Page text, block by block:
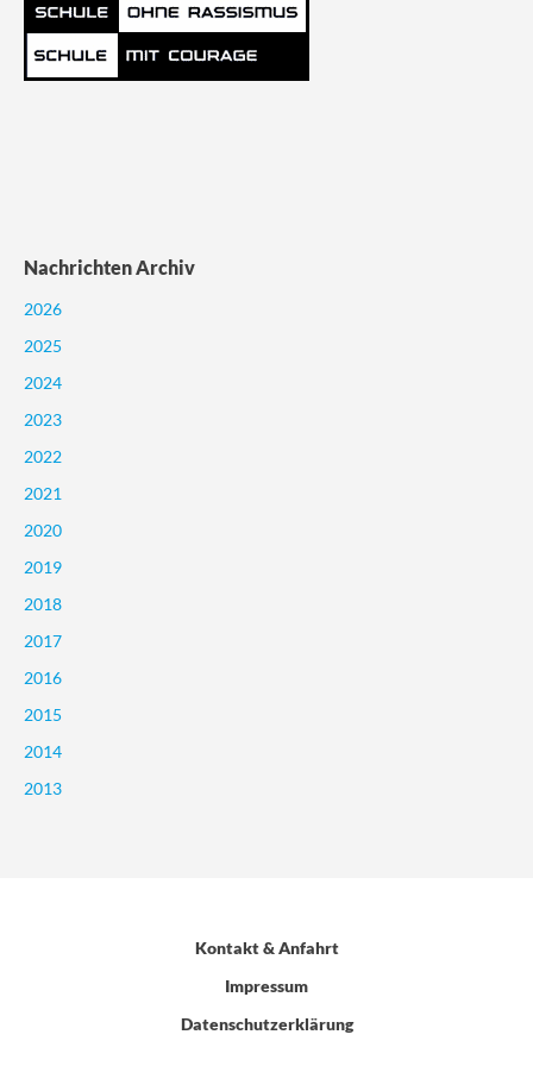
Nachrichten Archiv
2026
2025
2024
2023
2022
2021
2020
2019
2018
2017
2016
2015
2014
2013
Kontakt & Anfahrt
Impressum
Datenschutzerklärung